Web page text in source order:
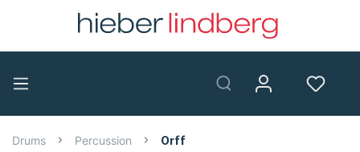
Drums Percussion Orff